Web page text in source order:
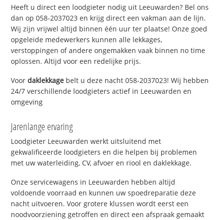
Heeft u direct een loodgieter nodig uit Leeuwarden? Bel ons
dan op 058-2037023 en krijg direct een vakman aan de lijn.
Wij zijn vrijwel altijd binnen één uur ter plaatse! Onze goed
opgeleide medewerkers kunnen alle lekkages,
verstoppingen of andere ongemakken vaak binnen no time
oplossen. Altijd voor een redelijke prijs.
Voordaklekkage belt u deze nacht 058-2037023! Wij hebben
24/7 verschillende loodgieters actief in Leeuwarden en
omgeving
Jarenlange ervaring
Loodgieter Leeuwarden werkt uitsluitend met
gekwalificeerde loodgieters en die helpen bij problemen
met uw waterleiding, CV, afvoer en riool en daklekkage.
Onze servicewagens in Leeuwarden hebben altijd
voldoende voorraad en kunnen uw spoedreparatie deze
nacht uitvoeren. Voor grotere klussen wordt eerst een
noodvoorziening getroffen en direct een afspraak gemaakt